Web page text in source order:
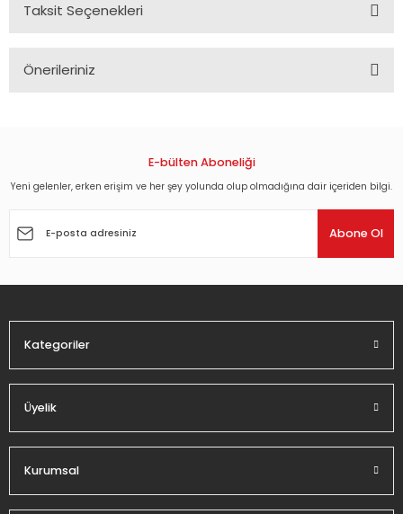
Taksit Seçenekleri
Önerileriniz
Görüş ve önerileriniz için teşekkür ederiz.
Ürün açıklamasında eksik bilgiler bulunuyor.
E-bülten Aboneliği
Yeni gelenler, erken erişim ve her şey yolunda olup olmadığına dair içeriden bilgi.
Abone Ol
Kategoriler
Üyelik
Kurumsal